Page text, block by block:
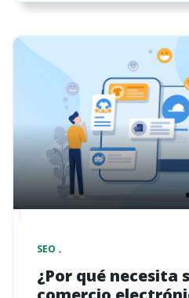
SEO
¿Por qué necesita